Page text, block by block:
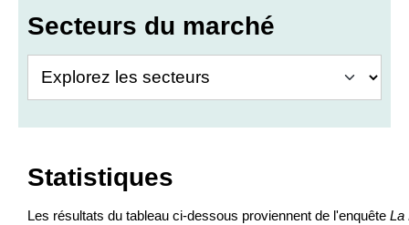
Secteurs du marché
Statistiques
Les résultats du tableau ci-dessous proviennent de l'enquête La